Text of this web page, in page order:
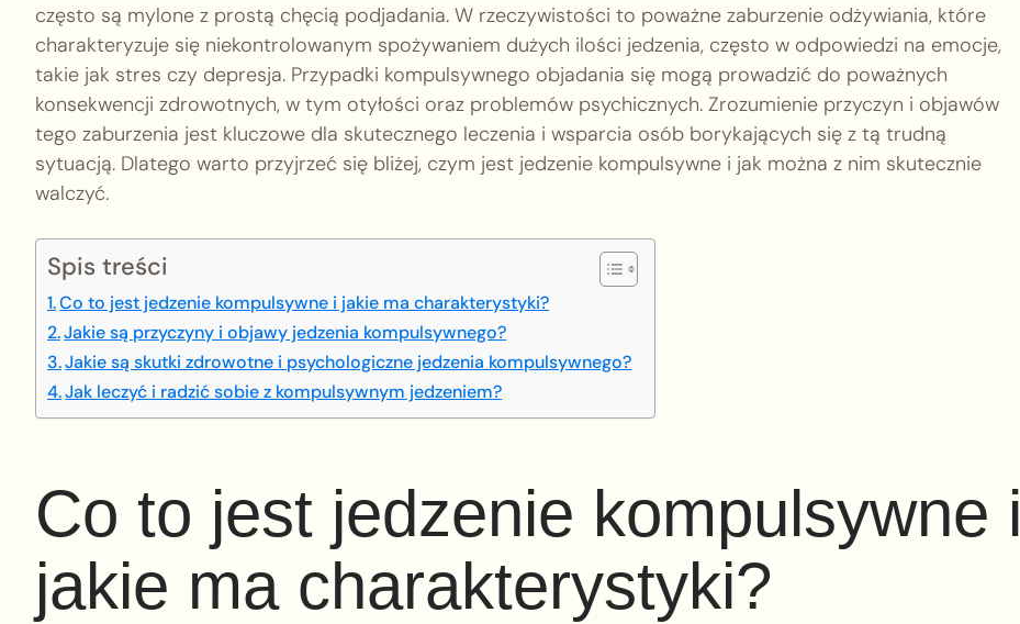
często są mylone z prostą chęcią podjadania. W rzeczywistości to poważne zaburzenie odżywiania, które
charakteryzuje się niekontrolowanym spożywaniem dużych ilości jedzenia, często w odpowiedzi na emocje,
takie jak stres czy depresja. Przypadki kompulsywnego objadania się mogą prowadzić do poważnych
konsekwencji zdrowotnych, w tym otyłości oraz problemów psychicznych. Zrozumienie przyczyn i objawów
tego zaburzenia jest kluczowe dla skutecznego leczenia i wsparcia osób borykających się z tą trudną
sytuacją. Dlatego warto przyjrzeć się bliżej, czym jest jedzenie kompulsywne i jak można z nim skutecznie
walczyć.
Spis treści
Co to jest jedzenie kompulsywne i jakie ma charakterystyki?
Jakie są przyczyny i objawy jedzenia kompulsywnego?
Jakie są skutki zdrowotne i psychologiczne jedzenia kompulsywnego?
Jak leczyć i radzić sobie z kompulsywnym jedzeniem?
Co to jest jedzenie kompulsywne i
jakie ma charakterystyki?